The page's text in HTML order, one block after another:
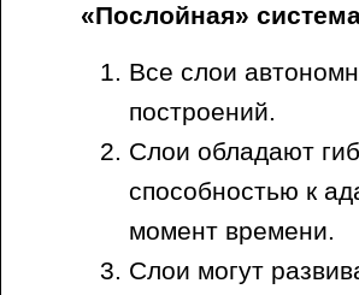
«Послойная»
Все слои
построений.
Слои обладают
способностью к
момент времени.
Слои могут